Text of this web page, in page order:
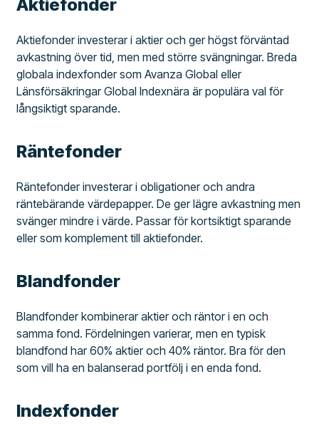
Aktiefonder
Aktiefonder investerar i aktier och ger högst förväntad
avkastning över tid, men med större svängningar. Breda
globala indexfonder som Avanza Global eller
Länsförsäkringar Global Indexnära är populära val för
långsiktigt sparande.
Räntefonder
Räntefonder investerar i obligationer och andra
räntebärande värdepapper. De ger lägre avkastning men
svänger mindre i värde. Passar för kortsiktigt sparande
eller som komplement till aktiefonder.
Blandfonder
Blandfonder kombinerar aktier och räntor i en och
samma fond. Fördelningen varierar, men en typisk
blandfond har 60% aktier och 40% räntor. Bra för den
som vill ha en balanserad portfölj i en enda fond.
Indexfonder